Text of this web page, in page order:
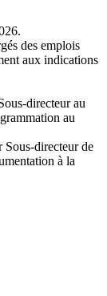
des emplois
aux indications
directeur au
au
Sous-directeur de
à la